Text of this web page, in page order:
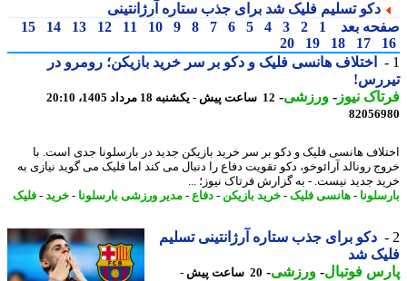
دکو تسلیم فلیک شد برای جذب ستاره آرژانتینی
بعد
1
2
3
4
5
6
7
8
9
10
11
12
13
14
15
17
18
19
20
اختلاف هانسی فلیک و دکو بر سر خرید بازیکن؛ رومرو در
نیوز-ورزشی-12 ساعت پیش - یکشنبه 18 مرداد 1405، 20:10
هانسی فلیک و دکو بر سر خرید بازیکن جدید در بارسلونا جدی است. با
رونالد آرائوخو، دکو تقویت دفاع را دنبال می کند اما فلیک می گوید نیازی به
جدید نیست. - به گزارش فرتاک نیوز؛ ...
-هانسی فلیک-خرید بازیکن -دفاع -مدیر ورزشی بارسلونا-خرید- فلیک
دکو برای جذب ستاره آرژانتینی تسلیم
شد
فوتبال-ورزشی-
20 ساعت پیش -